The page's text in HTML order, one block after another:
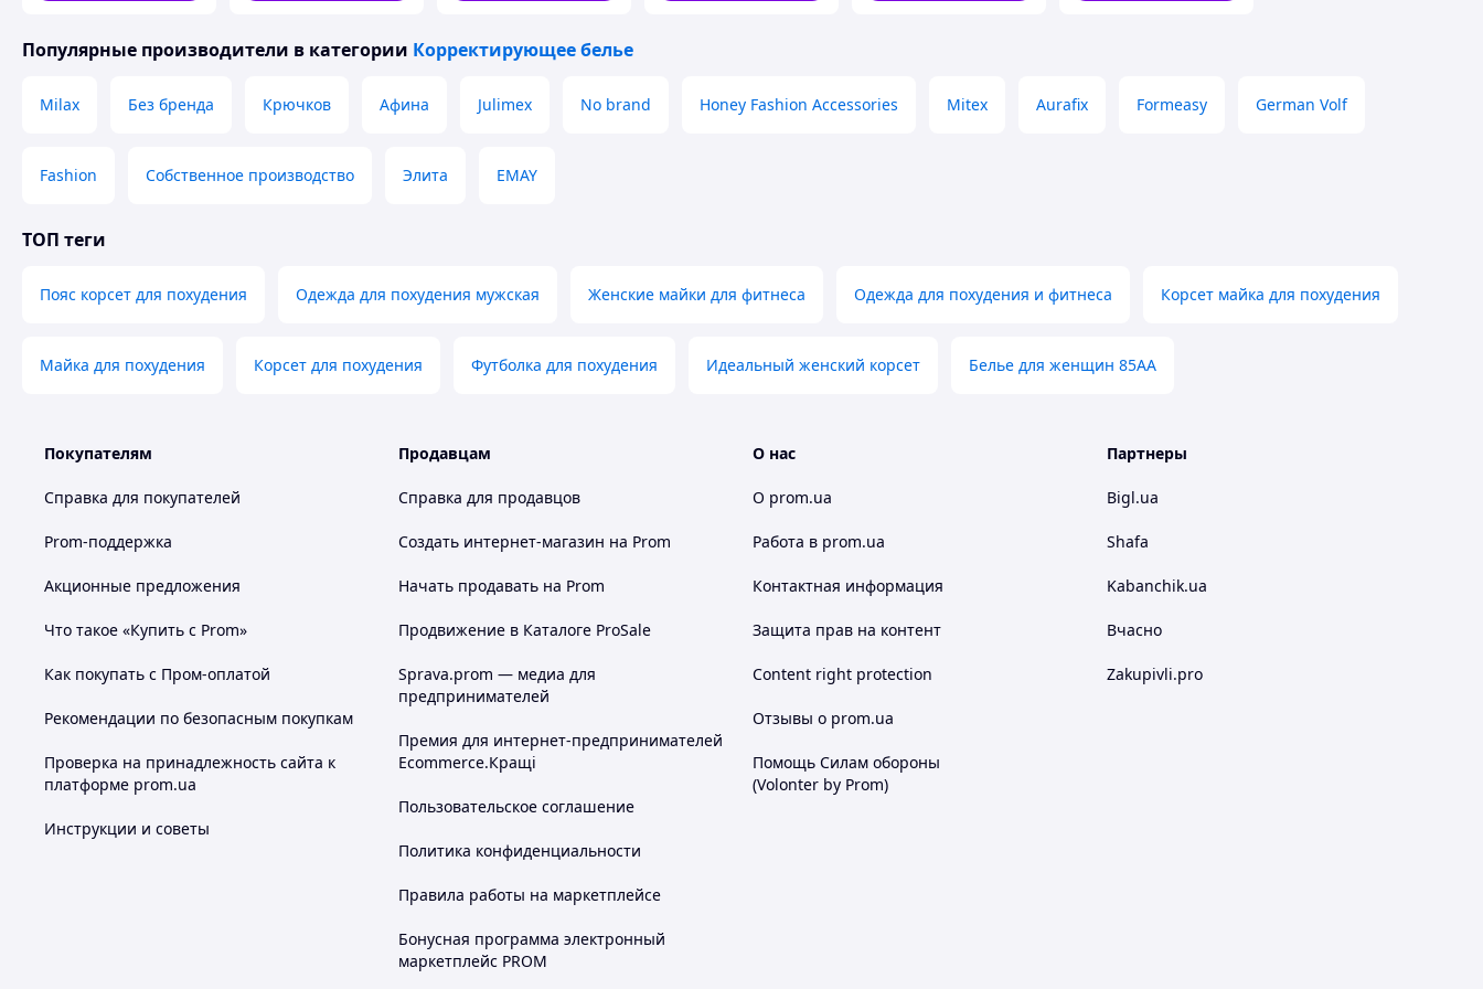
Популярные производители в категории Корректирующее белье
Milax Без бренда Крючков Афина Julimex No brand Honey Fashion Accessories Mitex Aurafix Formeasy German Volf
Fashion Собственное производство Элита EMAY
ТОП теги
Пояс корсет для похудения Одежда для похудения мужская Женские майки для фитнеса Одежда для похудения и фитнеса Корсет майка для похудения
Майка для похудения Корсет для похудения Футболка для похудения Идеальный женский корсет Белье для женщин 85АА
Покупателям
Справка для покупателей
Prom-поддержка
Акционные предложения
Что такое «Купить с Prom»
Как покупать с Пром-оплатой
Рекомендации по безопасным покупкам
Проверка на принадлежность сайта к
платформе prom.ua
Инструкции и советы
Продавцам
Справка для продавцов
Создать интернет-магазин на Prom
Начать продавать на Prom
Продвижение в Каталоге ProSale
Sprava.prom — медиа для
предпринимателей
Премия для интернет-предпринимателей
Ecommerce.Кращі
Пользовательское соглашение
Политика конфиденциальности
Правила работы на маркетплейсе
Бонусная программа электронный
маркетплейс PROM
О нас
О prom.ua
Работа в prom.ua
Контактная информация
Защита прав на контент
Content right protection
Отзывы о prom.ua
Помощь Силам обороны
(Volonter by Prom)
Партнеры
Bigl.ua
Shafa
Kabanchik.ua
Вчасно
Zakupivli.pro